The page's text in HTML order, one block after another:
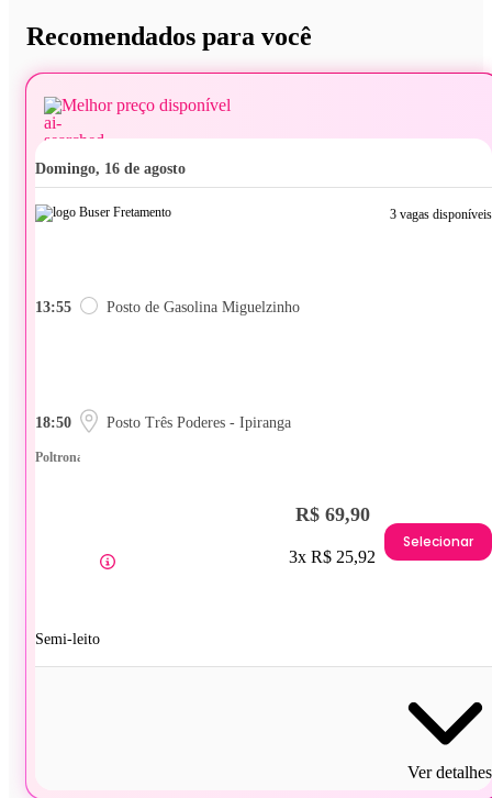
Recomendados para você
Melhor preço disponível
domingo, 16 de agosto
3 vagas disponíveis
13:55 Posto de Gasolina Miguelzinho
18:50 Posto Três Poderes - Ipiranga
Poltrona
Semi-leito
R$ 69,90
3x R$ 25,92
Selecionar
Ver detalhes